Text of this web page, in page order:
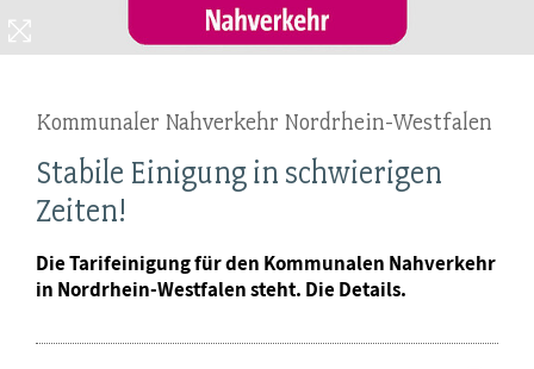
Kommunaler Nahverkehr Nordrhein-Westfalen
Stabile Einigung in schwierigen
Zeiten!
Die Tarifeinigung für den Kommunalen Nahverkehr
in Nordrhein-Westfalen steht. Die Details.